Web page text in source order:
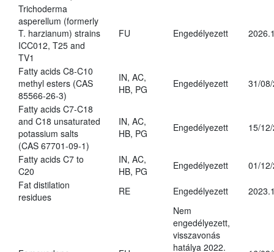
Trichoderma
asperellum (formerly
T. harzianum) strains
ICC012, T25 and
TV1
FU Engedélyezett
Fatty acids C8-C10
methyl esters (CAS
85566-26-3)
IN, AC,
HB, PG
Engedélyezett 31/
Fatty acids C7-C18
and C18 unsaturated
potassium salts
(CAS 67701-09-1)
IN, AC,
HB, PG
Engedélyezett 15/
Fatty acids C7 to
C20
IN, AC,
HB, PG
Engedélyezett
01/
Fat distilation
residues
RE Engedélyezett
Nem
engedélyezett,
visszavonás
hatálya 2022.